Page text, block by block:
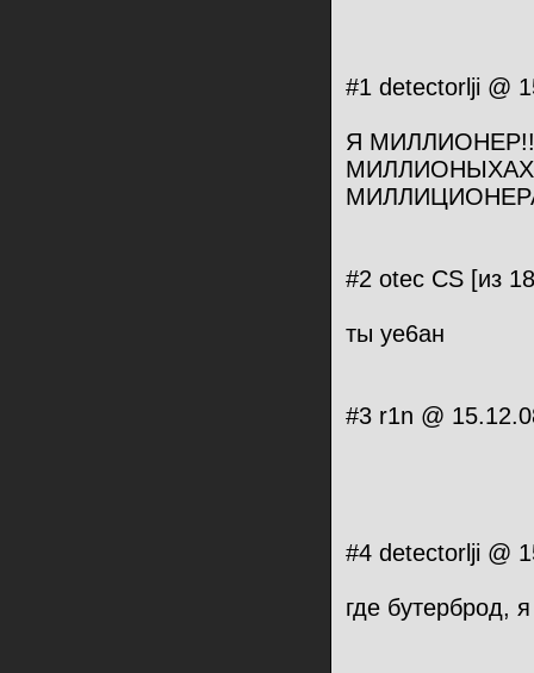
#1 detectorlji @
Я
#2 otec CS [из
ты уе6ан
#3 r1n @
#4 detectorlji @
где бутерброд,